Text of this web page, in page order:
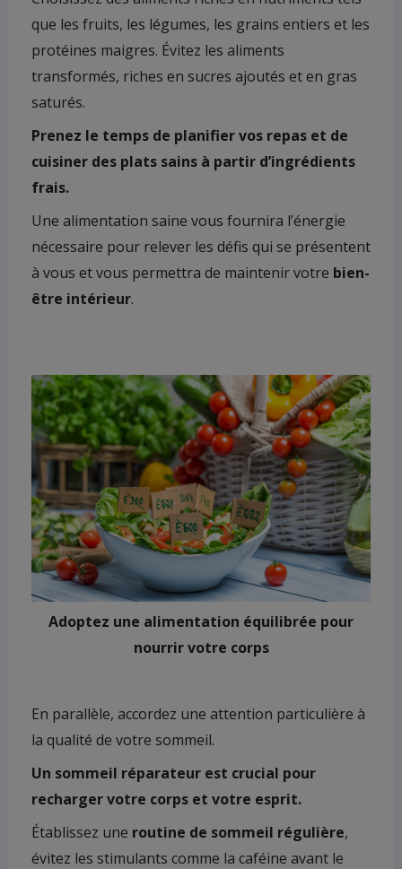
que les fruits, les légumes, les grains entiers et les
protéines maigres. Évitez les aliments
transformés, riches en sucres ajoutés et en gras
saturés.
Prenez le temps de planifier vos repas et de
cuisiner des plats sains à partir d’ingrédients
frais.
Une alimentation saine vous fournira l’énergie
nécessaire pour relever les défis qui se présentent
à vous et vous permettra de maintenir votre bien-
être intérieur.
Adoptez une alimentation équilibrée pour
nourrir votre corps
En parallèle, accordez une attention particulière à
la qualité de votre sommeil.
Un sommeil réparateur est crucial pour
recharger votre corps et votre esprit.
Établissez une routine de sommeil régulière,
évitez les stimulants comme la caféine avant le